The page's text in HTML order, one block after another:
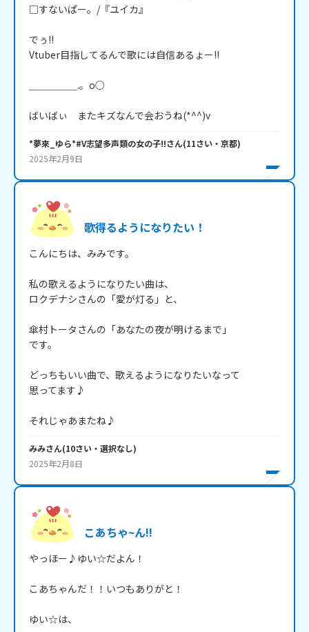
□すないぱー。/『ユイカ』
でぅ!!
Vtuber目指してるんで歌には自信あるょー!!
＿＿＿＿＿.。o○
ばいばぃ　またキズなんで会おうね(*^^)v
*夢來_ゆら*#V志望多声類の女の子!!さん(11さい・ 京都)
2025年2月9日
歌得るようになりたい！
こんにちは、みみです。
私の歌えるようになりたい曲は、
ロクデナシさんの「愛が灯る」と、
傘村トータさんの「あなたの夜が明けるまで」
です。
どっちもいい曲で、歌えるようになりたいなって
思ってます♪
それじゃあまたね♪
みみさん(10さい・ 選択なし)
2025年2月8日
こあちゃ~ん!!
やっほー♪ゆい☆だよん！
こあちゃんだ！！いつもありがと！
ゆい☆は、